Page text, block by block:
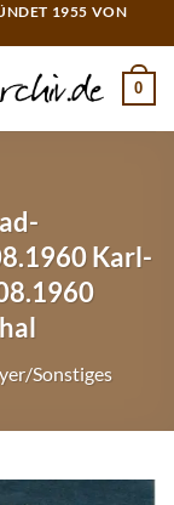
1955 VON
0
Karl-
Sonstiges